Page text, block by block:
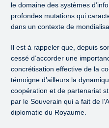
le domaine des systèmes
profondes mutations qui
dans un contexte de
Il est à rappeler que, depuis
cessé d’accorder une
concrétisation effective de la
témoigne d’ailleurs la
coopération et de partenariat
par le Souverain qui a fait de
diplomatie du Royaume.